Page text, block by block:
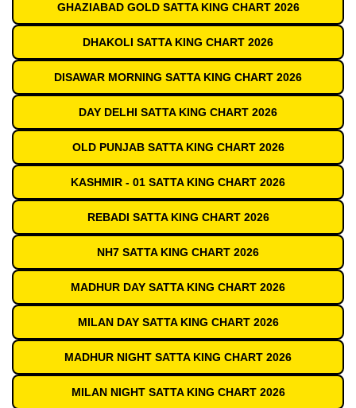
GHAZIABAD GOLD SATTA KING CHART 2026
DHAKOLI SATTA KING CHART 2026
DISAWAR MORNING SATTA KING CHART 2026
DAY DELHI SATTA KING CHART 2026
OLD PUNJAB SATTA KING CHART 2026
KASHMIR - 01 SATTA KING CHART 2026
REBADI SATTA KING CHART 2026
NH7 SATTA KING CHART 2026
MADHUR DAY SATTA KING CHART 2026
MILAN DAY SATTA KING CHART 2026
MADHUR NIGHT SATTA KING CHART 2026
MILAN NIGHT SATTA KING CHART 2026